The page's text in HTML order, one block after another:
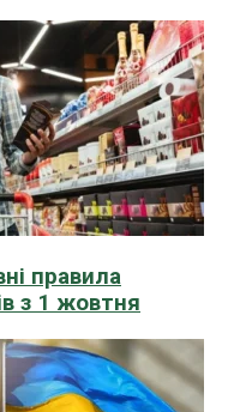
правила
з 1 жовтня